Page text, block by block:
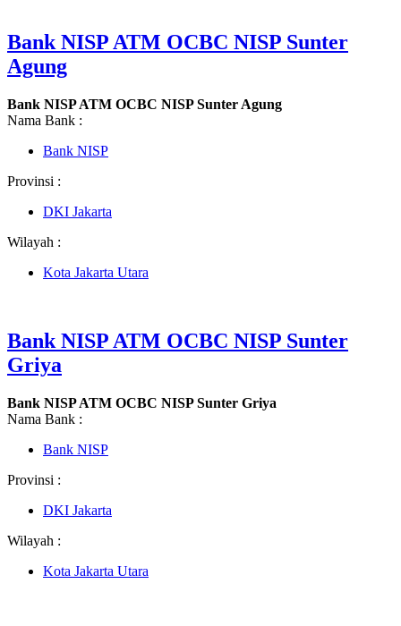
Bank NISP ATM OCBC NISP Sunter
Agung
Bank NISP ATM OCBC NISP Sunter Agung
Nama Bank :
Bank NISP
Provinsi :
DKI Jakarta
Wilayah :
Kota Jakarta Utara
Bank NISP ATM OCBC NISP Sunter
Griya
Bank NISP ATM OCBC NISP Sunter Griya
Nama Bank :
Bank NISP
Provinsi :
DKI Jakarta
Wilayah :
Kota Jakarta Utara